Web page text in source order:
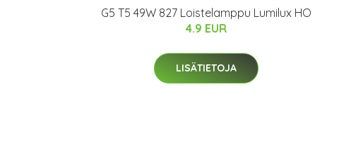
G5 T5 49W 827 Loistelamppu Lumilux HO
4.9 EUR
LISÄTIETOJA